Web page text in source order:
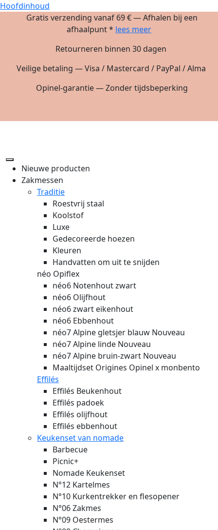
Hoofdinhoud
Gratis verzending vanaf 69 € — Afhalen bij een
afhaalpunt * lees meer
Retourneren binnen 30 dagen
Veilige betaling — Visa / Mastercard / PayPal / Alma
Opinel-garantie — Zonder tijdsbeperking
Nieuwe producten
Zakmessen
Traditie
Roestvrij staal
Koolstof
Luxe
Gedecoreerde hoezen
Kleuren
Handvatten om uit te snijden
néo Opiflex
néo6 Notenhout zwart
néo6 Olijfhout
néo6 zwart eikenhout
néo6 Ebbenhout
néo7 Alpine gletsjer blauw Nouveau
néo7 Alpine linde Nouveau
néo7 Alpine bruin-zwart Nouveau
Maaltijdset Origines Opinel x monbento
Effilés
Effilés Beukenhout
Effilés padoek
Effilés olijfhout
Effilés ebbenhout
Keukenset van nomade
Barbecue
Picnic+
Nomade Keukenset
N°12 Kartelmes
N°10 Kurkentrekker en flesopener
N°06 Zakmes
N°09 Oestermes